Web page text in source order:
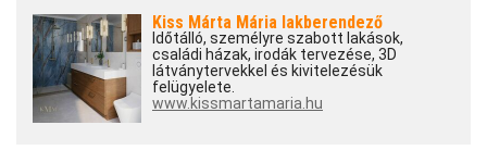
Kiss Márta Mária lakberendező
Időtálló, személyre szabott lakások,
családi házak, irodák tervezése, 3D
látványtervekkel és kivitelezésük
felügyelete.
www.kissmartamaria.hu